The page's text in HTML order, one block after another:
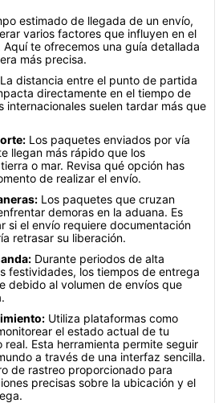
estimado de llegada de un envío,
varios factores que influyen en el
te ofrecemos una guía detallada
más precisa.
La distancia entre el punto de partida
directamente en el tiempo de
internacionales suelen tardar más que
Los paquetes enviados por vía
llegan más rápido que los
o mar. Revisa qué opción has
de realizar el envío.
Los paquetes que cruzan
demoras en la aduana. Es
si el envío requiere documentación
retrasar su liberación.
Durante periodos de alta
festividades, los tiempos de entrega
debido al volumen de envíos que
Utiliza plataformas como
el estado actual de tu
real. Esta herramienta permite seguir
a través de una interfaz sencilla.
de rastreo proporcionado para
precisas sobre la ubicación y el